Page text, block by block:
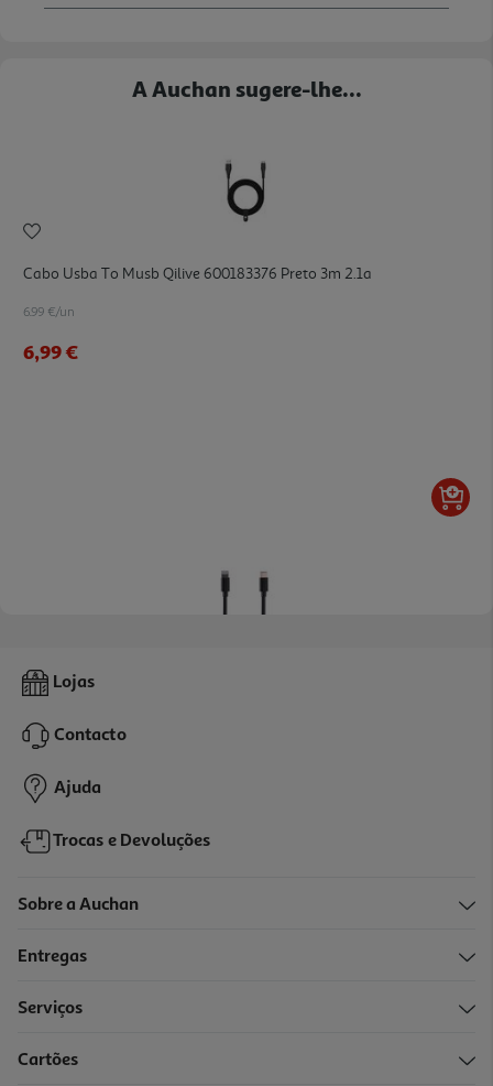
A Auchan sugere-lhe...
Cabo Usba To Musb Qilive 600183376 Preto 3m 2.1a
6.99 €/un
6,99 €
Cabo De Carregamento Qilive 600072993 Pr 1.2 Usbc To 3a-6c
7,99 €
Lojas
Contacto
Ajuda
Trocas e Devoluções
Sobre a Auchan
Entregas
Serviços
Cartões